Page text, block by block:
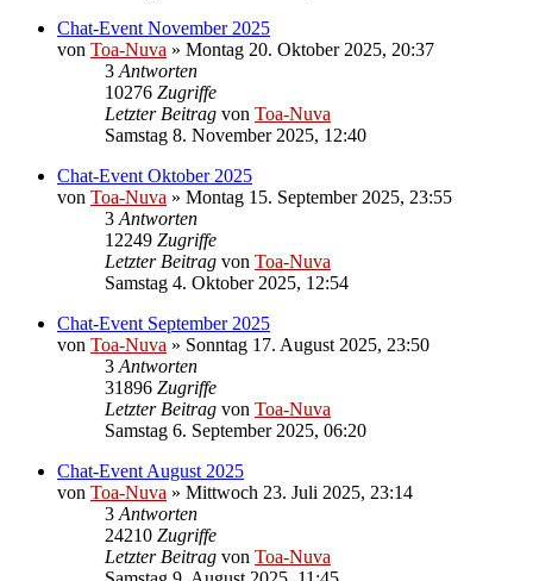
Chat-Event November 2025
von Toa-Nuva » Montag 20. Oktober 2025, 20:37
3 Antworten
10276 Zugriffe
Letzter Beitrag von Toa-Nuva
Samstag 8. November 2025, 12:40
Chat-Event Oktober 2025
von Toa-Nuva » Montag 15. September 2025, 23:55
3 Antworten
12249 Zugriffe
Letzter Beitrag von Toa-Nuva
Samstag 4. Oktober 2025, 12:54
Chat-Event September 2025
von Toa-Nuva » Sonntag 17. August 2025, 23:50
3 Antworten
31896 Zugriffe
Letzter Beitrag von Toa-Nuva
Samstag 6. September 2025, 06:20
Chat-Event August 2025
von Toa-Nuva » Mittwoch 23. Juli 2025, 23:14
3 Antworten
24210 Zugriffe
Letzter Beitrag von Toa-Nuva